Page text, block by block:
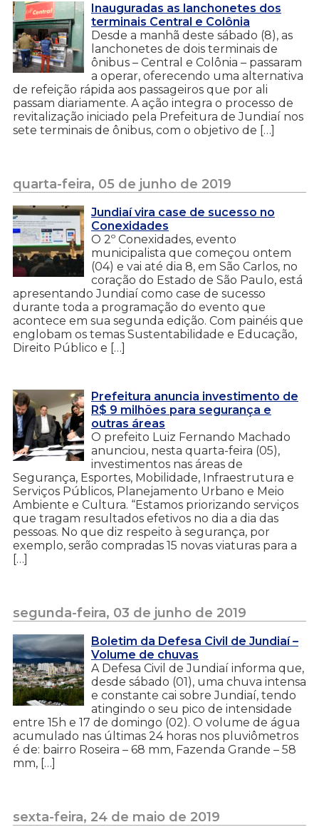
Inauguradas as lanchonetes dos
terminais Central e Colônia
Desde a manhã deste sábado (8), as
lanchonetes de dois terminais de
ônibus – Central e Colônia – passaram
a operar, oferecendo uma alternativa
de refeição rápida aos passageiros que por ali
passam diariamente. A ação integra o processo de
revitalização iniciado pela Prefeitura de Jundiaí nos
sete terminais de ônibus, com o objetivo de […]
quarta-feira, 05 de junho de 2019
Jundiaí vira case de sucesso no
Conexidades
O 2º Conexidades, evento
municipalista que começou ontem
(04) e vai até dia 8, em São Carlos, no
coração do Estado de São Paulo, está
apresentando Jundiaí como case de sucesso
durante toda a programação do evento que
acontece em sua segunda edição. Com painéis que
englobam os temas Sustentabilidade e Educação,
Direito Público e […]
Prefeitura anuncia investimento de
R$ 9 milhões para segurança e
outras áreas
O prefeito Luiz Fernando Machado
anunciou, nesta quarta-feira (05),
investimentos nas áreas de
Segurança, Esportes, Mobilidade, Infraestrutura e
Serviços Públicos, Planejamento Urbano e Meio
Ambiente e Cultura. “Estamos priorizando serviços
que tragam resultados efetivos no dia a dia das
pessoas. No que diz respeito à segurança, por
exemplo, serão compradas 15 novas viaturas para a
[…]
segunda-feira, 03 de junho de 2019
Boletim da Defesa Civil de Jundiaí –
Volume de chuvas
A Defesa Civil de Jundiaí informa que,
desde sábado (01), uma chuva intensa
e constante cai sobre Jundiaí, tendo
atingindo o seu pico de intensidade
entre 15h e 17 de domingo (02). O volume de água
acumulado nas últimas 24 horas nos pluviômetros
é de: bairro Roseira – 68 mm, Fazenda Grande – 58
mm, […]
sexta-feira, 24 de maio de 2019